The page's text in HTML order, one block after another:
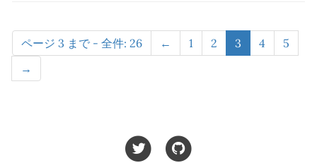
ページ 3 まで - 全件: 26 ← 1 2 3 4
5
→